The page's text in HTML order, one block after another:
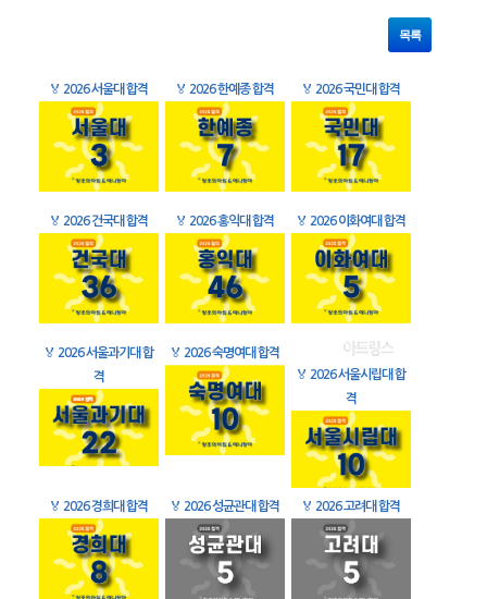
목록
🏅 2026 서울대 합격 🏅 2026 한예종 합격 🏅 2026 국민대 합격
🏅 2026 건국대 합격 🏅 2026 홍익대 합격 🏅 2026 이화여대 합격
🏅 2026 서울과기대 합
격
🏅 2026 숙명여대 합격
🏅 2026 서울시립대 합
격
🏅 2026 경희대 합격 🏅 2026 성균관대 합격 🏅 2026 고려대 합격